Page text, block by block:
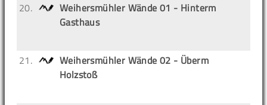
20.
Weihersmühler Wände 01 - Hinterm
Gasthaus
21.
Weihersmühler Wände 02 - Überm
Holzstoß